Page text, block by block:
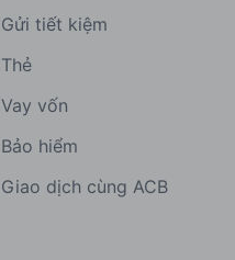
Gửi tiết kiệm
Thẻ
Vay vốn
Bảo hiểm
Giao dịch cùng ACB